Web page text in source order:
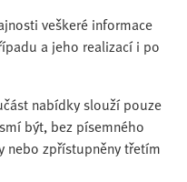
veškeré informace
a jeho realizací i po
nabídky slouží pouze
být, bez písemného
nebo zpřístupněny třetím